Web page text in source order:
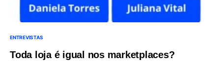
ENTREVISTAS
Toda loja é igual nos marketplaces?